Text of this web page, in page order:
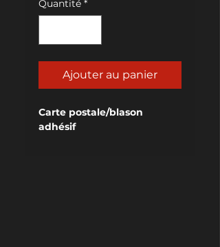
Quantité *
Ajouter au panier
Carte postale/blason
adhésif